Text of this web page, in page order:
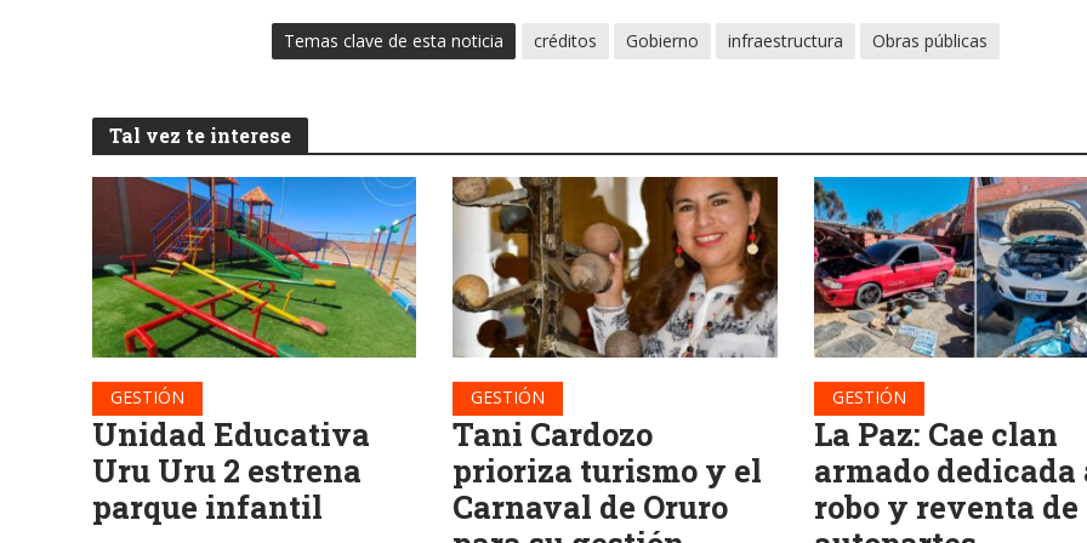
Temas clave de esta noticia créditos Gobierno infraestructura Obras públicas
Tal vez te interese
GESTIÓN
Unidad Educativa
Uru Uru 2 estrena
parque infantil
GESTIÓN
Tani Cardozo
prioriza turismo y el
Carnaval de Oruro
GESTIÓN
La Paz: Cae clan
armado dedicada
robo y reventa de